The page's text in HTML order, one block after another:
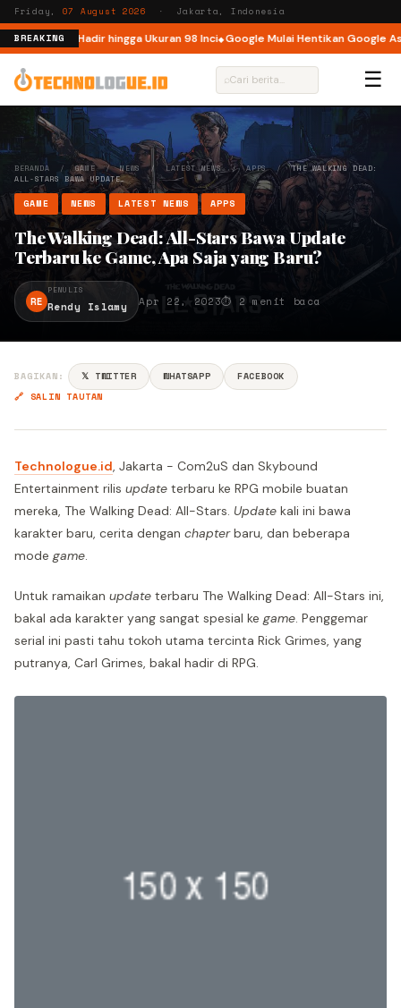
Friday, 07 August 2026 · Jakarta, Indonesia
BREAKING
Kini Hadir hingga Ukuran 98 Inci Google Mulai Hentikan Google
⌕ ☰
BERANDA /GAME/NEWS /LATEST NEWS/APPS/THE WALKING DEAD:
ALL-STARS BAWA UPDATE…
GAME NEWS LATEST NEWS APPS
The Walking Dead: All-Stars Bawa Update
Terbaru ke Game, Apa Saja yang Baru?
RE
PENULIS
Rendy Islamy Apr 22, 2023⏱ 2 menit baca
BAGIKAN: 𝕏 TWITTER WHATSAPP
FACEBOOK
🔗 SALIN TAUTAN
Technologue.id, Jakarta - Com2uS dan Skybound
Entertainment rilis update terbaru ke RPG mobile buatan
mereka, The Walking Dead: All-Stars. Update kali ini bawa
karakter baru, cerita dengan chapterbaru, dan beberapa
mode game.
Untuk ramaikan update terbaru The Walking Dead: All-Stars ini,
bakal ada karakter yang sangat spesial ke game. Penggemar
serial ini pasti tahu tokoh utama tercinta Rick Grimes, yang
putranya, Carl Grimes, bakal hadir di RPG.